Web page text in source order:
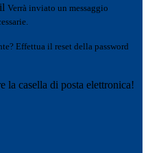
Verrà inviato un messaggio
Effettua il reset della password
la casella di posta elettronica!